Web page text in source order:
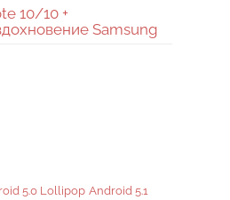
10/10 +
Samsung
5.0 Lollipop Android 5.1